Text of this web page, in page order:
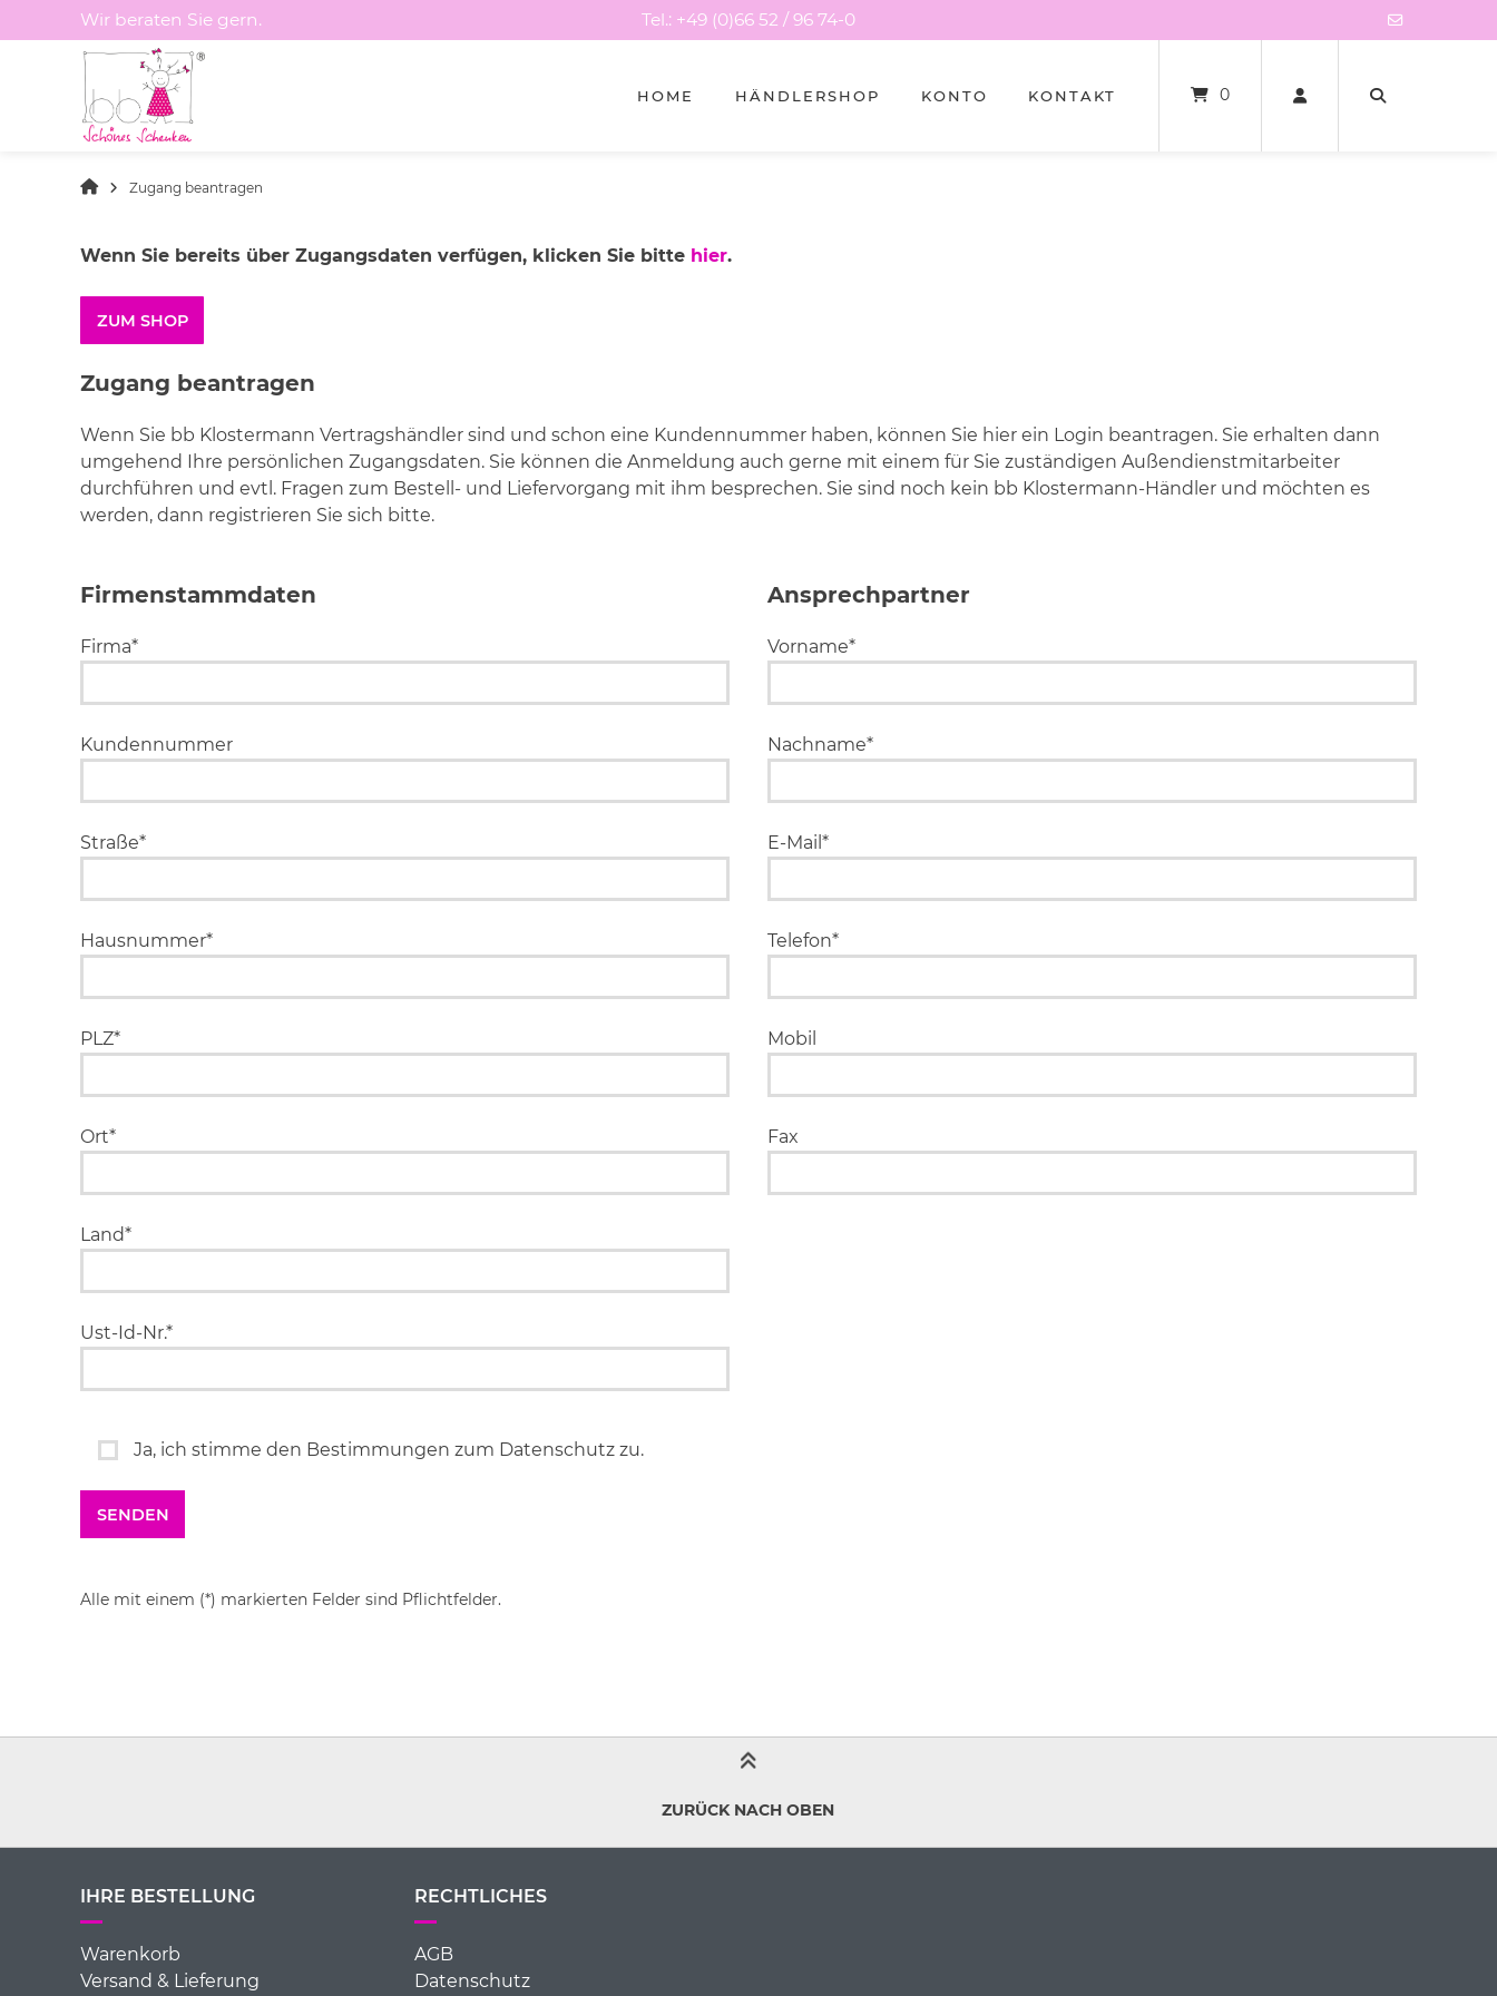
Sie
Wir beraten Sie gern. Tel.: +49 (0)66 52 / 96 74-0
HOME HÄNDLERSHOP KONTO KONTAKT 0
Zugang beantragen
Wenn Sie bereits über Zugangsdaten verfügen, klicken Sie bitte hier.
ZUM SHOP
Zugang beantragen
Wenn Sie bb Klostermann Vertragshändler sind und schon eine Kundennummer haben, können Sie hier ein Login beantragen. Sie erhalten dann
umgehend Ihre persönlichen Zugangsdaten. Sie können die Anmeldung auch gerne mit einem für Sie zuständigen Außendienstmitarbeiter
durchführen und evtl. Fragen zum Bestell- und Liefervorgang mit ihm besprechen. Sie sind noch kein bb Klostermann-Händler und möchten es
werden, dann registrieren Sie sich bitte.
Firmenstammdaten
Firma*
Kundennummer
Straße*
Hausnummer*
PLZ*
Ort*
Land*
Ust-Id-Nr.*
Ansprechpartner
Vorname*
Nachname*
E-Mail*
Telefon*
Mobil
Fax
Ja, ich stimme den Bestimmungen zum Datenschutz zu.
Alle mit einem (*) markierten Felder sind Pflichtfelder.
ZURÜCK NACH OBEN
IHRE BESTELLUNG
Warenkorb
Versand & Lieferung
RECHTLICHES
AGB
Datenschutz